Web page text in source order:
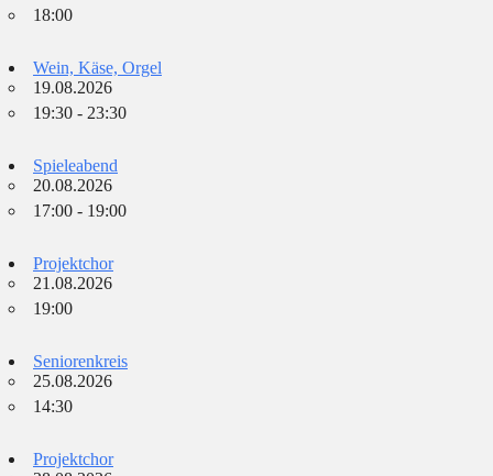
18:00
Wein, Käse, Orgel
19.08.2026
19:30 - 23:30
Spieleabend
20.08.2026
17:00 - 19:00
Projektchor
21.08.2026
19:00
Seniorenkreis
25.08.2026
14:30
Projektchor